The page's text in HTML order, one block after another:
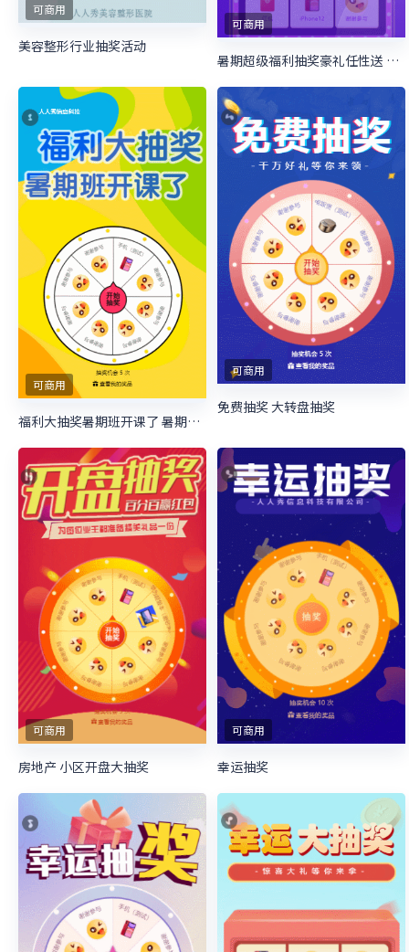
可商用
美容整形行业抽奖活动
可商用
暑期超级福利抽奖豪礼任性送 暑期培训抽奖活动
可商用
福利大抽奖暑期班开课了 暑期培训抽奖活动
可商用
免费抽奖 大转盘抽奖
可商用
房地产 小区开盘大抽奖
可商用
幸运抽奖